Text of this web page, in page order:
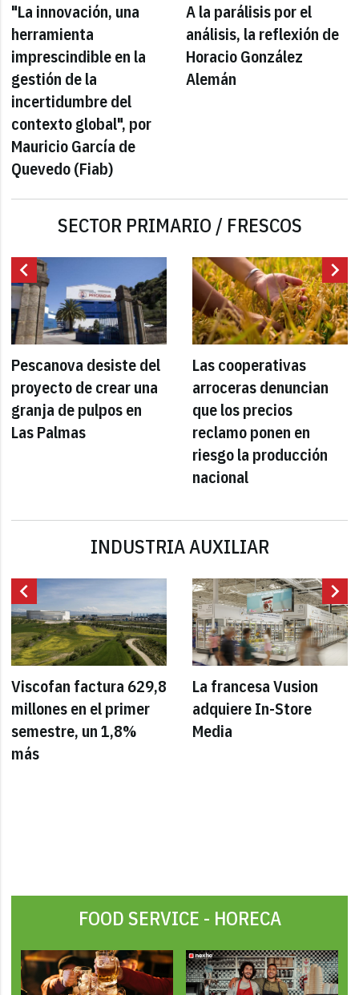
"La innovación, una
herramienta
imprescindible en la
gestión de la
incertidumbre del
contexto global", por
Mauricio García de
Quevedo (Fiab)
A la parálisis por el
análisis, la reflexión de
Horacio González
Alemán
SECTOR PRIMARIO / FRESCOS
chevron_left
Pescanova desiste del
proyecto de crear una
granja de pulpos en
Las Palmas
Las cooperativas
arroceras denuncian
que los precios
reclamo ponen en
riesgo la producción
nacional
chevron_right
INDUSTRIA AUXILIAR
chevron_left
Viscofan factura 629,8
millones en el primer
semestre, un 1,8%
más
La francesa Vusion
adquiere In-Store
Media
chevron_right
FOOD SERVICE - HORECA